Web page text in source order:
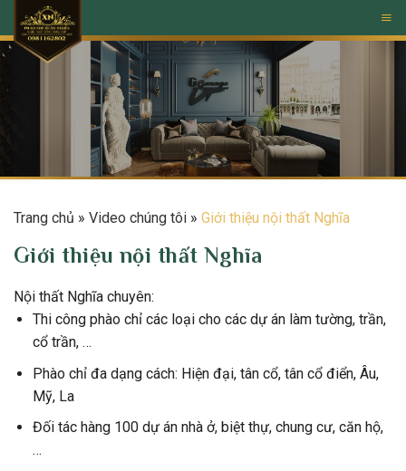
to
content
Trang chủ » Video chúng tôi » Giới thiệu nội thất Nghĩa
Giới thiệu nội thất Nghĩa
Nội thất Nghĩa chuyên:
Thi công phào chỉ các loại cho các dự án làm tường, trần,
cổ trần, …
Phào chỉ đa dạng cách: Hiện đại, tân cổ, tân cổ điển, Âu,
Mỹ, La
Đối tác hàng 100 dự án nhà ở, biệt thự, chung cư, căn hộ,
…